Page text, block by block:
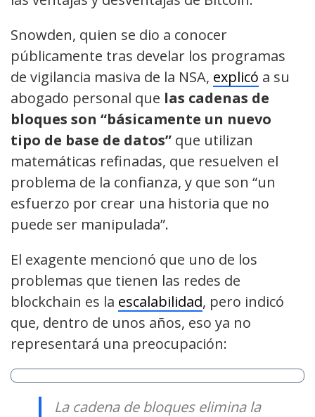
Snowden, quien se dio a conocer
públicamente tras develar los programas
de vigilancia masiva de la NSA, explicó a su
abogado personal que las cadenas de
bloques son “básicamente un nuevo
tipo de base de datos” que utilizan
matemáticas refinadas, que resuelven el
problema de la confianza, y que son “un
esfuerzo por crear una historia que no
puede ser manipulada”.
El exagente mencionó que uno de los
problemas que tienen las redes de
blockchain es la escalabilidad, pero indicó
que, dentro de unos años, eso ya no
representará una preocupación:
La cadena de bloques elimina la